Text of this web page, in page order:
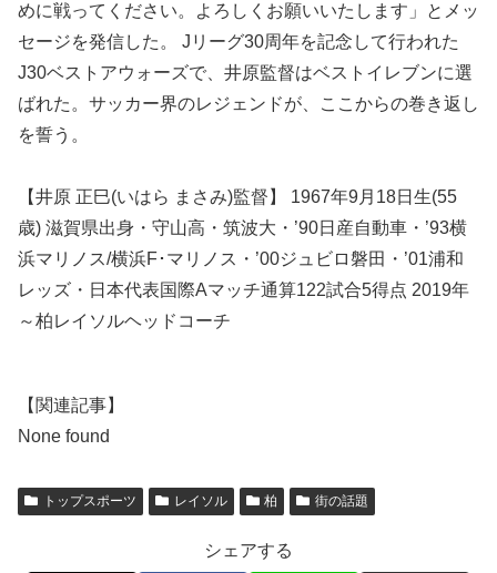
めに戦ってください。よろしくお願いいたします」とメッ
セージを発信した。 Jリーグ30周年を記念して行われた
J30ベストアウォーズで、井原監督はベストイレブンに選
ばれた。サッカー界のレジェンドが、ここからの巻き返し
を誓う。
【井原 正巳(いはら まさみ)監督】 1967年9月18日生(55
歳) 滋賀県出身・守山高・筑波大・’90日産自動車・’93横
浜マリノス/横浜F･マリノス・’00ジュビロ磐田・’01浦和
レッズ・日本代表国際Aマッチ通算122試合5得点 2019年
～柏レイソルヘッドコーチ
【関連記事】
None found
トップスポーツ レイソル 柏 街の話題
シェアする